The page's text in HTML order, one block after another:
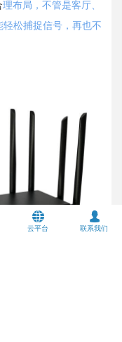
理布局，不管是客厅、
轻松捕捉信号，再也不
뀁
云平台
넙
联系我们